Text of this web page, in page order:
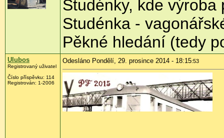
Studénky, kde výroba
Studénka -
Pěkné hledání (tedy
Ulubos
Registrovaný uživatel
Číslo příspěvku: 114
Registrován: 1-2006
Odesláno Pondělí, 29. prosince 2014 - 18:15:53